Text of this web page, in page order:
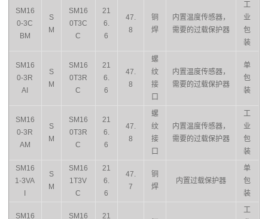
SM16
0-3C
BM
S
M
SM16
0T3C
C
21
6.
6
47.
8
铜
焊
内置温度传感器，
需要的过载保护器
工
业
包
装
SM16
0-3R
AI
S
M
SM16
0T3R
C
21
6.
6
47.
8
螺
纹
接
口
内置温度传感器，
需要的过载保护器
单
包
装
SM16
0-3R
AM
S
M
SM16
0T3R
C
21
6.
6
47.
8
螺
纹
接
口
内置温度传感器，
需要的过载保护器
工
业
包
装
SM16
1-3VA
S
M
SM16
1T3V
C
21
6.
6
47.
7
铜
焊
内置过载保护器
单
包
装
SM16
SM16
21
工